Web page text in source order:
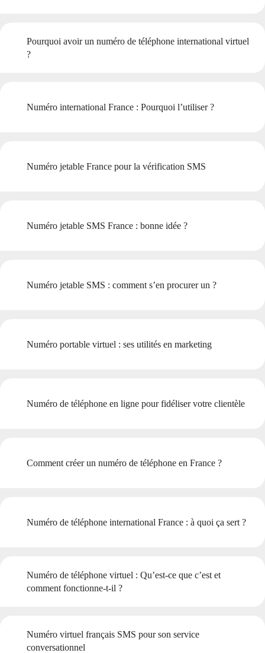
Pourquoi avoir un numéro de téléphone international virtuel
?
Numéro international France : Pourquoi l’utiliser ?
Numéro jetable France pour la vérification SMS
Numéro jetable SMS France : bonne idée ?
Numéro jetable SMS : comment s’en procurer un ?
Numéro portable virtuel : ses utilités en marketing
Numéro de téléphone en ligne pour fidéliser votre clientèle
Comment créer un numéro de téléphone en France ?
Numéro de téléphone international France : à quoi ça sert ?
Numéro de téléphone virtuel : Qu’est-ce que c’est et
comment fonctionne-t-il ?
Numéro virtuel français SMS pour son service
conversationnel